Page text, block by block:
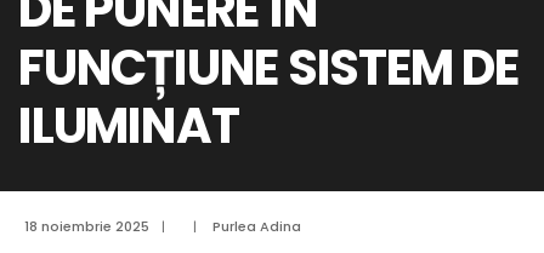
FUNCȚIUNE SISTEM DE
ILUMINAT
18 noiembrie 2025 | | Purlea Adina